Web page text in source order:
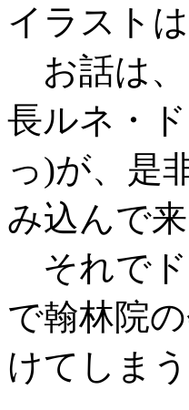
イラスト
お話は、
長ルネ・
っ)が、是
み込んで
それでド
で翰林院
けてしまう